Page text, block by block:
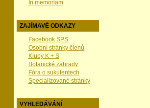
In memoriam
ZAJÍMAVÉ ODKAZY
Facebook SPS
Osobní stránky členů
Kluby K + S
Botanické zahrady
Fóra o sukulentech
Specializované stránky
VYHLEDÁVÁNÍ